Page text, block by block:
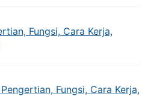
Fungsi, Cara Kerja,
Fungsi, Cara Kerja,